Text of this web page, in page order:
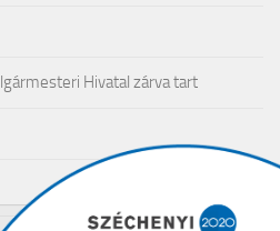
Hivatal zárva tart